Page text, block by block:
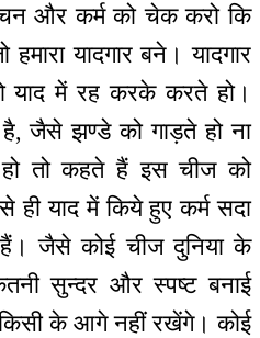
और कर्म को चेक करो कि
यादगार बने। यादगार
याद में रह करके करते हो।
जैसे झण्डे को गाड़ते हो ना
हो तो कहते हैं इस चीज को
ही याद में किये हुए कर्म सदा
जैसे कोई चीज दुनिया के
सुन्दर और स्पष्ट बनाई
किसी के आगे नहीं रखेंगे। कोई